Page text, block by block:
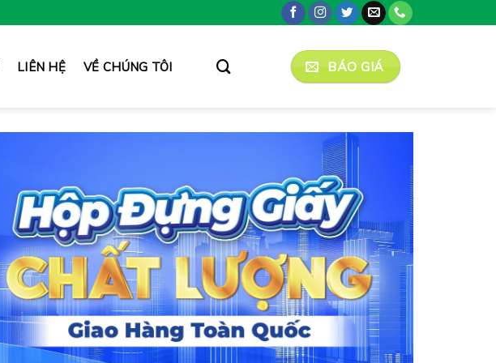
LIÊN HỆ VỀ CHÚNG TÔI BÁO GIÁ